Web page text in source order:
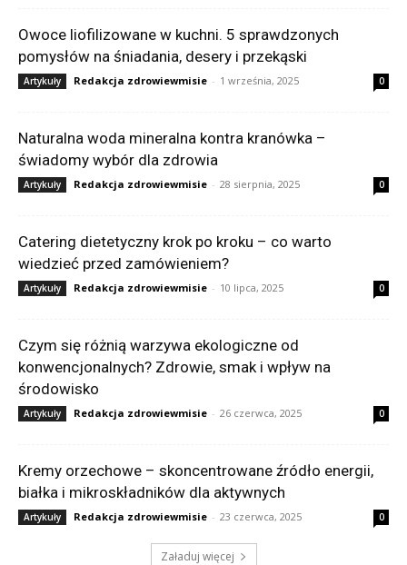
Owoce liofilizowane w kuchni. 5 sprawdzonych
pomysłów na śniadania, desery i przekąski
Artykuły Redakcja zdrowiewmisie - 1 września, 2025 0
Naturalna woda mineralna kontra kranówka –
świadomy wybór dla zdrowia
Artykuły Redakcja zdrowiewmisie - 28 sierpnia, 2025 0
Catering dietetyczny krok po kroku – co warto
wiedzieć przed zamówieniem?
Artykuły Redakcja zdrowiewmisie - 10 lipca, 2025 0
Czym się różnią warzywa ekologiczne od
konwencjonalnych? Zdrowie, smak i wpływ na
środowisko
Artykuły Redakcja zdrowiewmisie - 26 czerwca, 2025 0
Kremy orzechowe – skoncentrowane źródło energii,
białka i mikroskładników dla aktywnych
Artykuły Redakcja zdrowiewmisie - 23 czerwca, 2025 0
Załaduj więcej